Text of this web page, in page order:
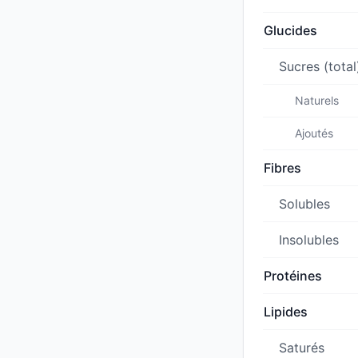
Glucides
Sucres
Naturels
Ajoutés
Fibres
Solubles
Insolubles
Protéines
Lipides
Saturés